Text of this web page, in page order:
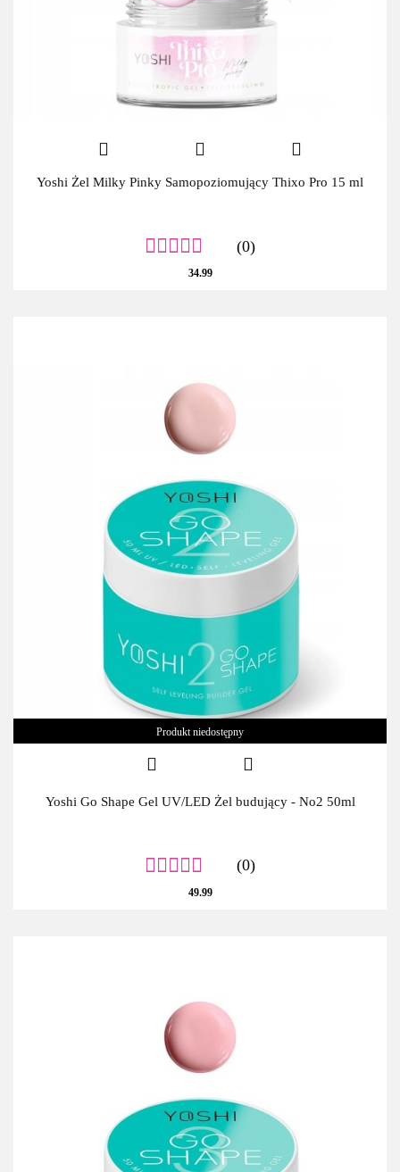
Yoshi Żel Milky Pinky Samopoziomujący Thixo Pro 15 ml
(0)
34.99
Produkt niedostępny
Yoshi Go Shape Gel UV/LED Żel budujący - No2 50ml
(0)
49.99